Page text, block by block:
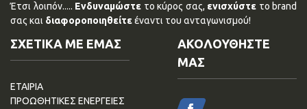
Έτσι λοιπόν..... Ενδυναμώστε το κύρος σας, ενισχύστε το brand
σας και διαφοροποιηθείτεέναντι του ανταγωνισμού!
ΣΧΕΤΙΚΑ ΜΕ ΕΜΑΣ
ΕΤΑΙΡΙΑ
ΠΡΟΩΘΗΤΙΚΕΣ ΕΝΕΡΓΕΙΕΣ
ΑΚΟΛΟΥΘΗΣΤΕ
ΜΑΣ